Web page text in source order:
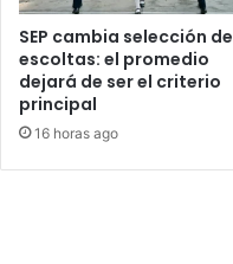
SEP cambia selección de
escoltas: el promedio
dejará de ser el criterio
principal
16 horas ago